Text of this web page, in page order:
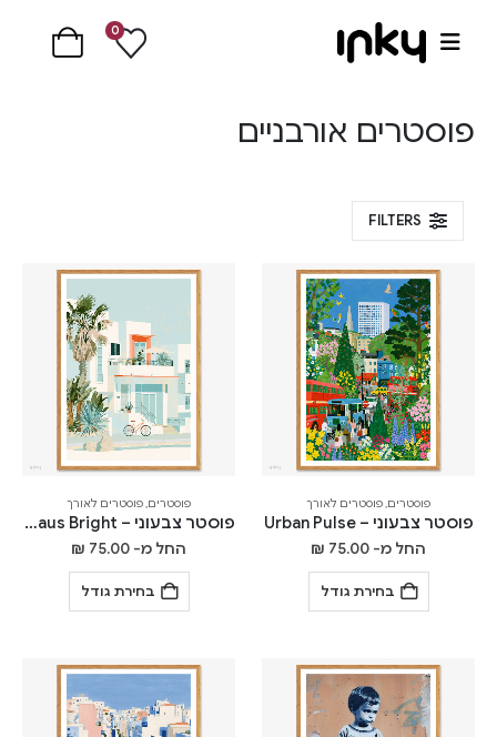
0
פוסטרים אורבניים
FILTERS
פוסטרים,פוסטרים לאורך
פוסטר צבעוני – Urban Pulse
החל מ- ₪ 75.00
בחירת גודל
פוסטרים,פוסטרים לאורך
פוסטר צבעוני – Bauhaus Bright
החל מ- ₪ 75.00
בחירת גודל